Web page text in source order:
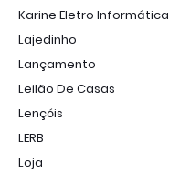
Karine Eletro Informática
Lajedinho
Lançamento
Leilão De Casas
Lençóis
LERB
Loja